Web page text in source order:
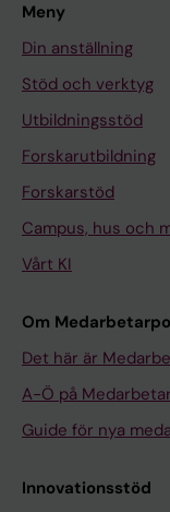
Meny
Din anställning
Stöd och verktyg
Utbildningsstöd
Forskarutbildning
Forskarstöd
Campus, hus och
Vårt KI
Om
Det här är
A-Ö på
Guide för nya
Innovationsstöd